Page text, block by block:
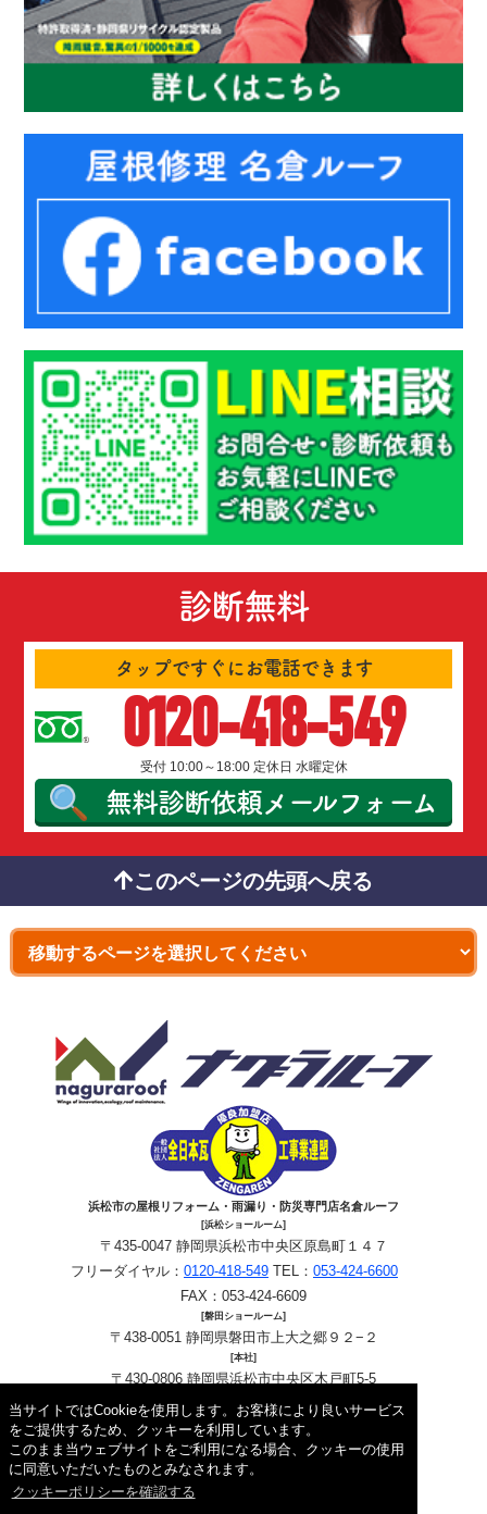
当サイトではCookieを使用します。お客様により良いサービス
をご提供するため、クッキーを利用しています。
このまま当ウェブサイトをご利用になる場合、クッキーの使用
に同意いただいたものとみなされます。
クッキーポリシーを確認する
診断無料
タップですぐにお電話できます
0120-418-549
受付 10:00～18:00 定休日 水曜定休
無料診断依頼メールフォーム
このページの先頭へ戻る
浜松市の屋根リフォーム・雨漏り・防災専門店名倉ルーフ
[浜松ショールーム]
〒435-0047 静岡県浜松市中央区原島町１４７
フリーダイヤル： 0120-418-549 TEL： 053-424-6600
FAX：053-424-6609
[磐田ショールーム]
〒438-0051 静岡県磐田市上大之郷９２−２
[本社]
〒430-0806 静岡県浜松市中央区木戸町5-5
フリーダイヤル：0120-418-549TEL： 053-424-6600
FAX：053-424-6609
Copyright © 2026 名倉ルーフ. All Rights Reserved.